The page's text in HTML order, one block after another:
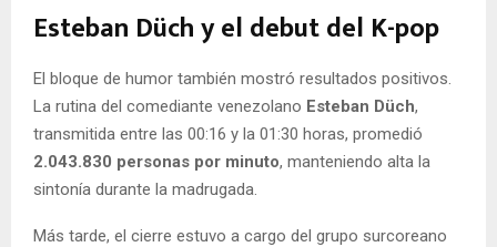
Esteban Düch y el debut del K-pop
El bloque de humor también mostró resultados positivos.
La rutina del comediante venezolano Esteban Düch,
transmitida entre las 00:16 y la 01:30 horas, promedió
2.043.830 personas por minuto, manteniendo alta la
sintonía durante la madrugada.
Más tarde, el cierre estuvo a cargo del grupo surcoreano